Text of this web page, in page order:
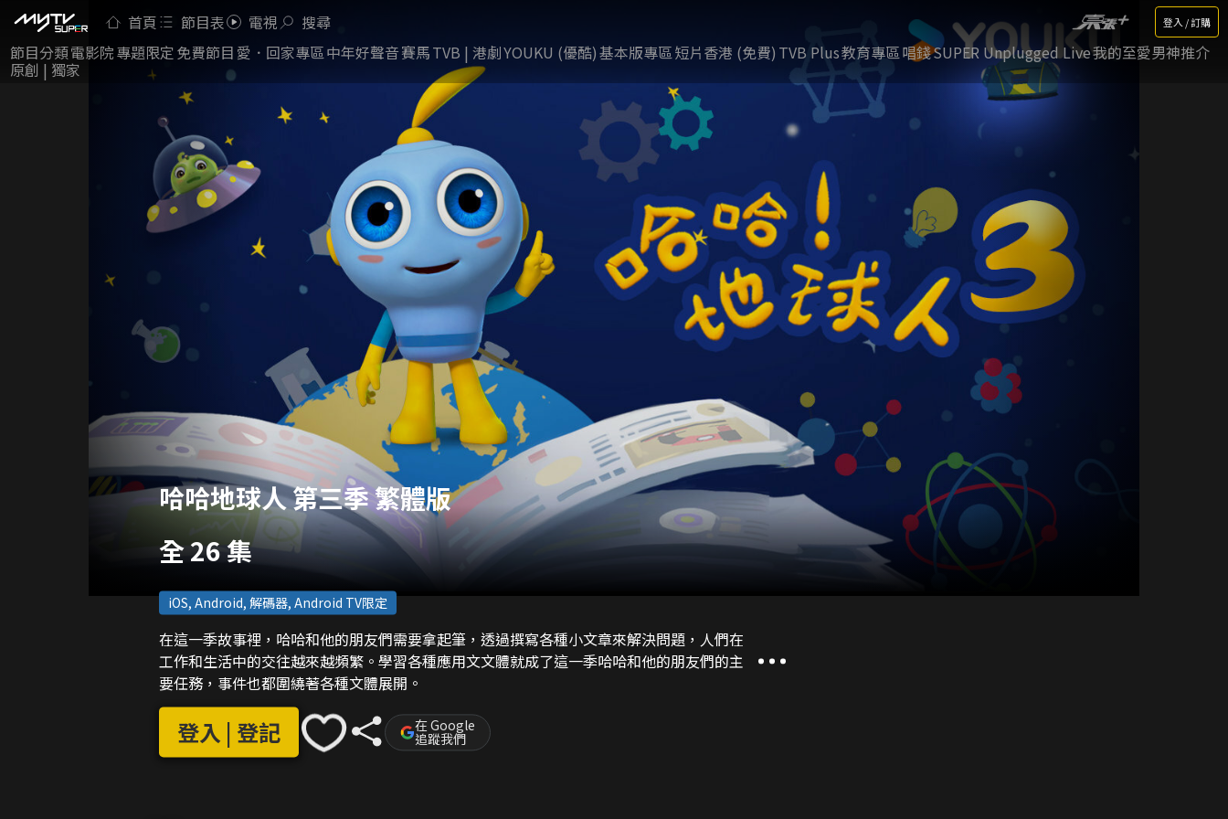
首頁 節目表 電視 搜尋 登入 / 訂購
節目分類電影院專題限定 免費節目 愛．回家專區中年好聲音賽馬TVB | 港劇YOUKU (優酷)基本版專區短片香港 (免費) TVB Plus教育專區唱錢SUPER Unplugged Live我的至愛男神推介
原創 | 獨家
哈哈地球人 第三季 繁體版
全 26 集
iOS, Android, 解碼器, Android TV限定
在這一季故事裡，哈哈和他的朋友們需要拿起筆，透過撰寫各種小文章來解決問題，人們在
工作和生活中的交往越來越頻繁。學習各種應用文文體就成了這一季哈哈和他的朋友們的主
要任務，事件也都圍繞著各種文體展開。
登入 | 登記 在 Google
追蹤我們